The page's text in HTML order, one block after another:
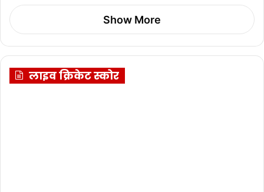
Show More
लाइव क्रिकेट स्कोर